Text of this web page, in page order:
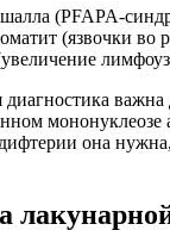
(PFAPA-
(язвочки во
важна
мононуклеозе
она